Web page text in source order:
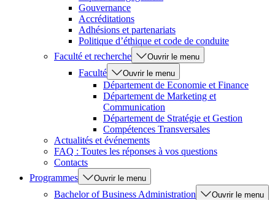
Gouvernance
Accréditations
Adhésions et partenariats
Politique d’éthique et code de conduite
Faculté et recherche
Ouvrir le menu
Faculté Ouvrir le menu
Département de Economie et Finance
Département de Marketing et
Communication
Département de Stratégie et Gestion
Compétences Transversales
Actualités et événements
FAQ : Toutes les réponses à vos questions
Contacts
Programmes
Ouvrir le menu
Bachelor of Business Administration Ouvrir le menu